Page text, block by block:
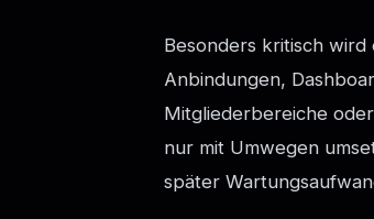
Besonders kritisch
Anbindungen,
Mitgliederbereiche
nur mit Umwegen
später